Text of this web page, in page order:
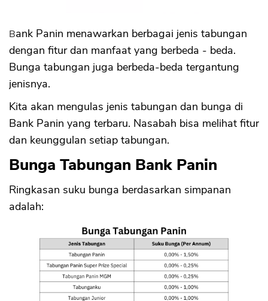
7. Tabungan Rencana
Fitur Tabungan Rencana
Suku bunga
Manfaat Tabungan Rencana
8. Tabungan RDN Panin
Fitur Tabungan RDN Panin
Suku bunga
Manfaat Tabungan RDN Panin
9. Pan Dollar
Fitur Pan Dollar
Manfaat Pan Dollar
10. Deposito Panin
Fitur Deposito Panin
Suku bunga
Manfaat Deposito Panin
Bank Panin menawarkan berbagai jenis tabungan
dengan fitur dan manfaat yang berbeda - beda.
Bunga tabungan juga berbeda-beda tergantung
jenisnya.
Kita akan mengulas jenis tabungan dan bunga di
Bank Panin yang terbaru. Nasabah bisa melihat fitur
dan keunggulan setiap tabungan.
Bunga Tabungan Bank Panin
Ringkasan suku bunga berdasarkan simpanan
adalah: